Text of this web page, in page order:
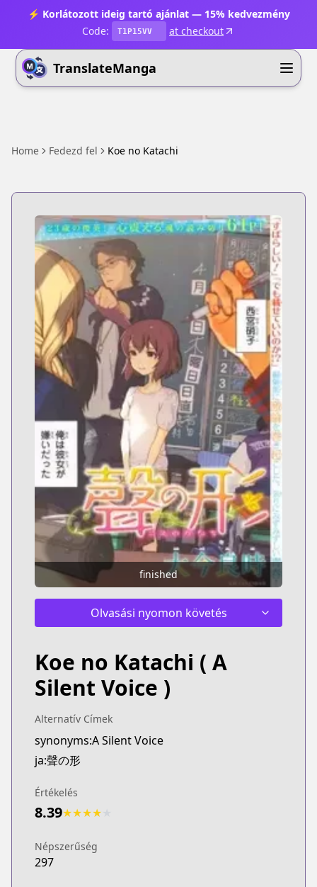
⚡ Korlátozott ideig tartó ajánlat — 15% kedvezmény
Code:
T1P15VV at checkout
TranslateManga
Home Fedezd fel Koe no Katachi
finished
Olvasási nyomon követés
Koe no Katachi ( A
Silent Voice )
Alternatív Címek
synonyms:A Silent Voice
ja:聲の形
Értékelés
8.39★★★★
Népszerűség
297